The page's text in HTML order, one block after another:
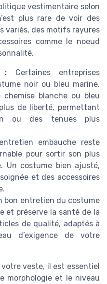
vestimentaire selon
plus rare de voir des
variés, des motifs rayures
comme le noeud
: Certaines entreprises
noir ou bleu marine,
blanche ou bleu
de liberté, permettant
ou des tenues plus
embauche reste
pour sortir son plus
Un costume bien ajusté,
et des accessoires
bon entretien du costume
et préserve la santé de la
de qualité, adaptés à
d’exigence de votre
veste, il est essentiel
morphologie et le niveau